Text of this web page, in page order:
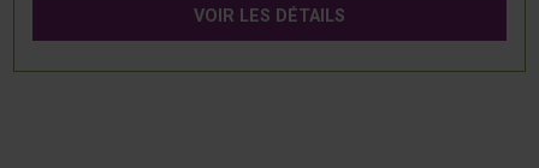
VOIR LES DÉTAILS